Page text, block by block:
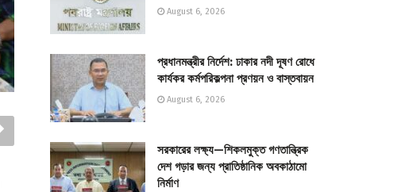
August 6, 2026
প্রধানমন্ত্রীর নির্দেশ: ঢাকার নদী দূষণ রোধে
কার্যকর কর্মপরিকল্পনা প্রণয়ন ও বাস্তবায়ন
August 6, 2026
সরকারের লক্ষ্য—শিকলমুক্ত গণতান্ত্রিক
দেশ গড়ার জন্য প্রাতিষ্ঠানিক অবকাঠামো
নির্মাণ